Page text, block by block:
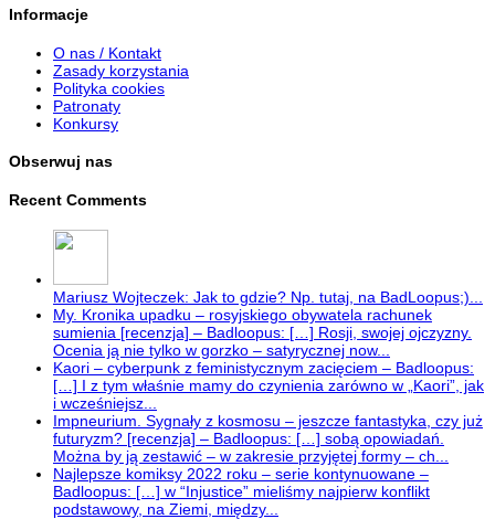
Informacje
O nas / Kontakt
Zasady korzystania
Polityka cookies
Patronaty
Konkursy
Obserwuj nas
Recent Comments
Mariusz Wojteczek: Jak to gdzie? Np. tutaj, na BadLoopus;)...
My. Kronika upadku – rosyjskiego obywatela rachunek
sumienia [recenzja] – Badloopus: […] Rosji, swojej ojczyzny.
Ocenia ją nie tylko w gorzko – satyrycznej now...
Kaori – cyberpunk z feministycznym zacięciem – Badloopus:
[…] I z tym właśnie mamy do czynienia zarówno w „Kaori”, jak
i wcześniejsz...
Impneurium. Sygnały z kosmosu – jeszcze fantastyka, czy już
futuryzm? [recenzja] – Badloopus: […] sobą opowiadań.
Można by ją zestawić – w zakresie przyjętej formy – ch...
Najlepsze komiksy 2022 roku – serie kontynuowane –
Badloopus: […] w “Injustice” mieliśmy najpierw konflikt
podstawowy, na Ziemi, między...